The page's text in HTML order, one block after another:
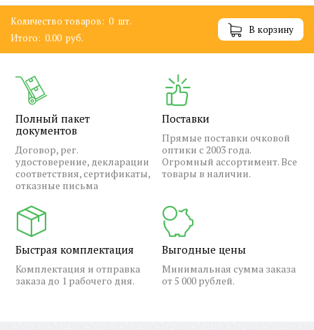
Количество товаров: 0 шт.
Итого: 0.00 руб.
В корзину
Полный пакет
документов
Договор, рег.
удостоверение, декларации
соответствия, сертификаты,
отказные письма
Поставки
Прямые поставки очковой
оптики с 2003 года.
Огромный ассортимент. Все
товары в наличии.
Быстрая комплектация
Комплектация и отправка
заказа до 1 рабочего дня.
Выгодные цены
Минимальная сумма заказа
от 5 000 рублей.